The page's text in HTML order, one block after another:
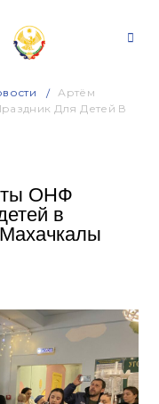
Артём
Для Детей В
ОНФ
в